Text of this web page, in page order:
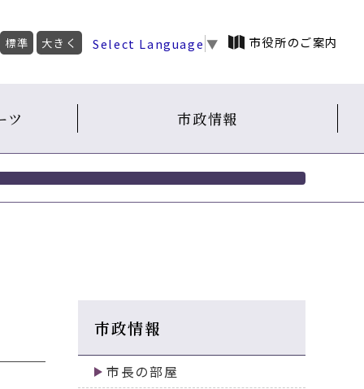
標準 大きく Select Language ▼ 市役所のご案内
ツ 市政情報
市政情報
市長の部屋